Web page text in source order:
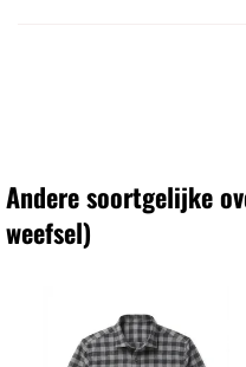
Andere soortgelijke
weefsel)